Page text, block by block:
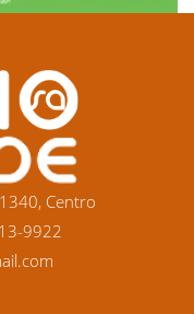
Centro
9922